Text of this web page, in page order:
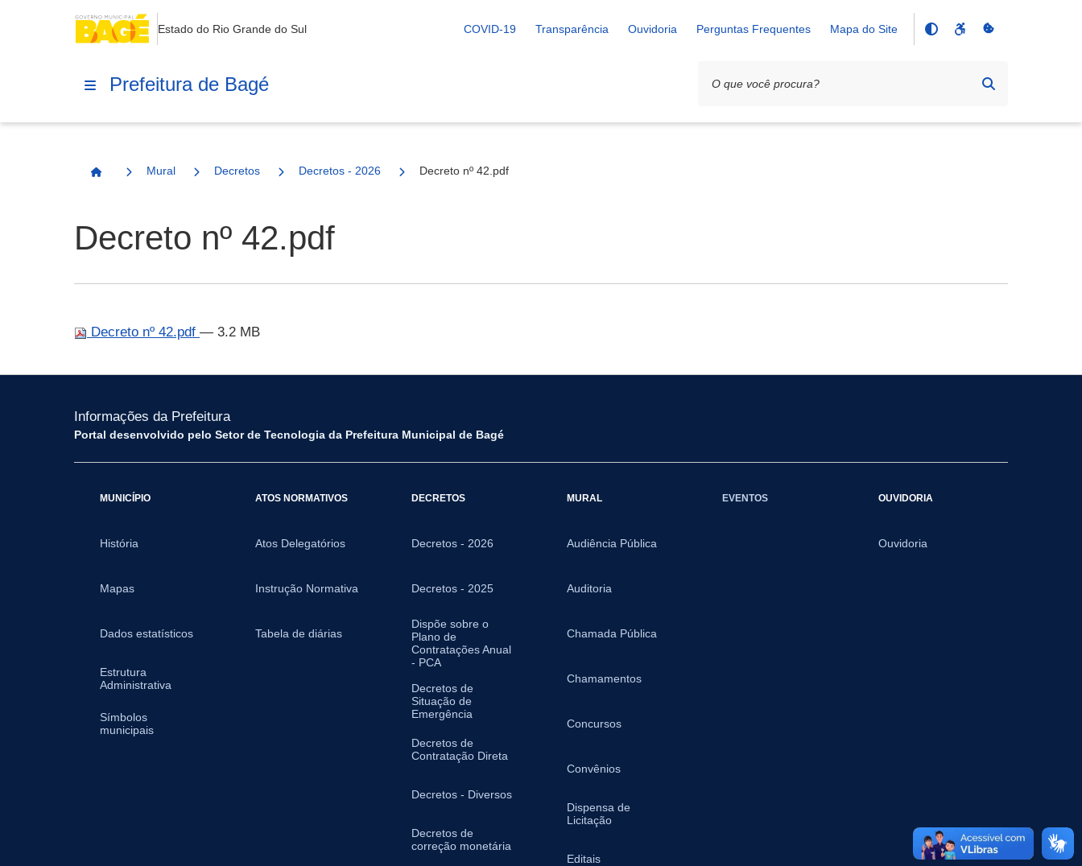
Estado do Rio Grande do Sul COVID-19 Transparência Ouvidoria Perguntas Frequentes Mapa do Site
Prefeitura de Bagé
Página Inicial
Mural Decretos Decretos - 2026 Decreto nº 42.pdf
Decreto nº 42.pdf
Decreto nº 42.pdf — 3.2 MB
Informações da Prefeitura
Portal desenvolvido pelo Setor de Tecnologia da Prefeitura Municipal de Bagé
MUNICÍPIO
História
Mapas
Dados estatísticos
Estrutura
Administrativa
Símbolos
municipais
ATOS NORMATIVOS
Atos Delegatórios
Instrução Normativa
Tabela de diárias
DECRETOS
Decretos - 2026
Decretos - 2025
Dispõe sobre o
Plano de
Contratações Anual
- PCA
Decretos de
Situação de
Emergência
Decretos de
Contratação Direta
Decretos - Diversos
Decretos de
correção monetária
MURAL
Audiência Pública
Auditoria
Chamada Pública
Chamamentos
Concursos
Convênios
Dispensa de
Licitação
Editais
EVENTOS OUVIDORIA
Ouvidoria